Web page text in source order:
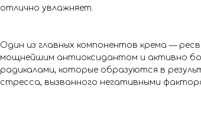
отлично увлажняет.
Один из главных компонентов крема —
мощнейшим антиоксидантом и активно
радикалами, которые образуются в
стресса, вызванного негативными